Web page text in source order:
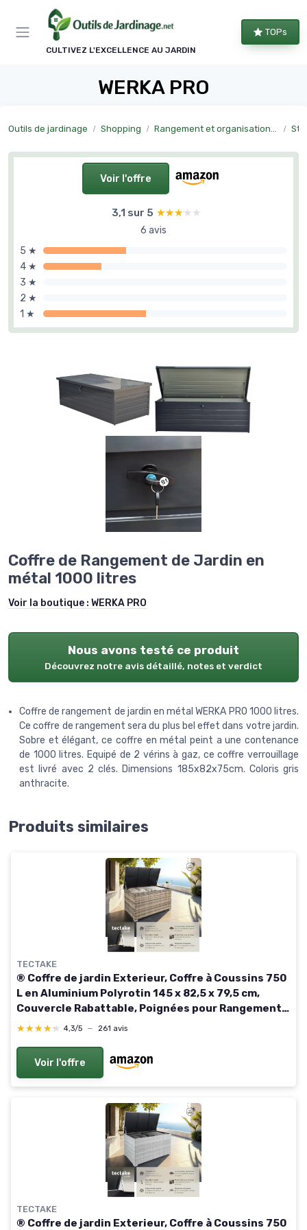
CULTIVEZ L'EXCELLENCE AU JARDIN
TOPs
WERKA PRO
Outils de jardinage Shopping Rangement et organisation du jardin
Voir l'offre
3,1 sur 5 ★★★★★
★★★★★
6 avis
5 ★
4 ★
3 ★
2 ★
1 ★
Coffre de Rangement de Jardin en
métal 1000 litres
Voir la boutique : WERKA PRO
Nous avons testé ce produit
Découvrez notre avis détaillé, notes et verdict
Coffre de rangement de jardin en métal WERKA PRO 1000 litres.
Ce coffre de rangement sera du plus bel effet dans votre jardin.
Sobre et élégant, ce coffre en métal peint a une contenance
de 1000 litres. Equipé de 2 vérins à gaz, ce coffre verrouillage
est livré avec 2 clés. Dimensions 185x82x75cm. Coloris gris
anthracite.
Produits similaires
TECTAKE
® Coffre de jardin Exterieur, Coffre à Coussins 750
L en Aluminium Polyrotin 145 x 82,5 x 79,5 cm,
Couvercle Rabattable, Poignées pour Rangement
des Outils de Jardin, Jouets Marron Naturel
★★★★★
★★★★★ 4,3/5 — 261 avis
Voir l'offre
TECTAKE
® Coffre de jardin Exterieur, Coffre à Coussins 750
Panneau de gestion des cookies